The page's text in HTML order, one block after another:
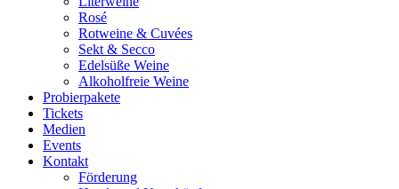
Rosé
Rotweine & Cuvées
Sekt & Secco
Edelsüße Weine
Alkoholfreie Weine
Probierpakete
Tickets
Medien
Events
Kontakt
Förderung